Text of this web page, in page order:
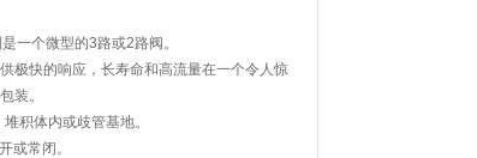
一个微型的3路或2路阀。
极快的响应，长寿命和高流量在一个令人惊
装。
堆积体内或歧管基地。
或常闭。